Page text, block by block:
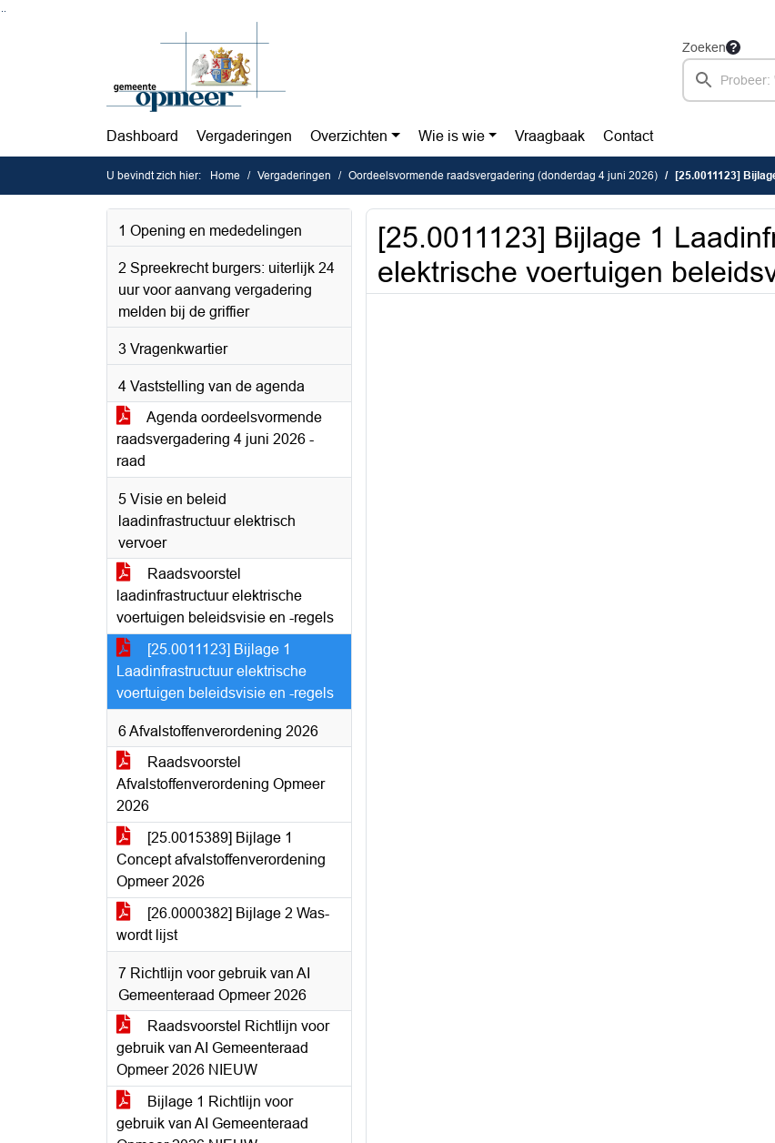
Zoeken
Dashboard Vergaderingen Overzichten Wie is wie Vraagbaak Contact
U bevindt zich hier: Home Vergaderingen Oordeelsvormende raadsvergadering (donderdag 4 juni 2026) [25.0011123] Bijlage 1
1 Opening en mededelingen
2 Spreekrecht burgers: uiterlijk 24
uur voor aanvang vergadering
melden bij de griffier
3 Vragenkwartier
4 Vaststelling van de agenda
Agenda oordeelsvormende
raadsvergadering 4 juni 2026 -
raad
5 Visie en beleid
laadinfrastructuur elektrisch
vervoer
Raadsvoorstel
laadinfrastructuur elektrische
voertuigen beleidsvisie en -regels
[25.0011123] Bijlage 1
Laadinfrastructuur elektrische
voertuigen beleidsvisie en -regels
6 Afvalstoffenverordening 2026
Raadsvoorstel
Afvalstoffenverordening Opmeer
2026
[25.0015389] Bijlage 1
Concept afvalstoffenverordening
Opmeer 2026
[26.0000382] Bijlage 2 Was-
wordt lijst
7 Richtlijn voor gebruik van AI
Gemeenteraad Opmeer 2026
Raadsvoorstel Richtlijn voor
gebruik van AI Gemeenteraad
Opmeer 2026 NIEUW
Bijlage 1 Richtlijn voor
gebruik van AI Gemeenteraad
[25.0011123] Bijlage 1
elektrische voertuigen